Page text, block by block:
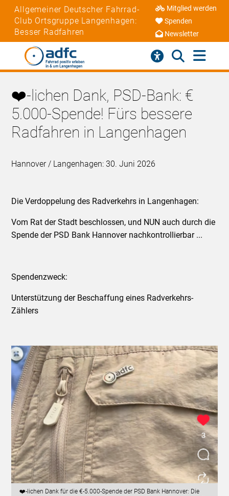
Allgemeiner Deutscher Fahrrad-
Club Ortsgruppe Langenhagen:
Besser Radfahren
Mitglied werden
Spenden
Newsletter
❤️-lichen Dank, PSD-Bank: €
5.000-Spende! Fürs bessere
Radfahren in Langenhagen
Hannover / Langenhagen: 30. Juni 2026
Die Verdoppelung des Radverkehrs in Langenhagen:
Vom Rat der Stadt beschlossen, und NUN auch durch die
Spende der PSD Bank Hannover nachkontrollierbar ...
Spendenzweck:
Unterstützung der Beschaffung eines Radverkehrs-
Zählers
❤️-lichen Dank für die €-5.000-Spende der PSD Bank Hannover: Die